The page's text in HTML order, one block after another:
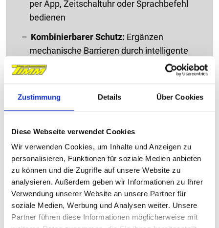
Zustimmung Details Über Cookies
Diese Webseite verwendet Cookies
Wir verwenden Cookies, um Inhalte und Anzeigen zu
personalisieren, Funktionen für soziale Medien anbieten
zu können und die Zugriffe auf unsere Website zu
analysieren. Außerdem geben wir Informationen zu Ihrer
Verwendung unserer Website an unsere Partner für
soziale Medien, Werbung und Analysen weiter. Unsere
Partner führen diese Informationen möglicherweise mit
per App, Zeitschaltuhr oder Sprachbefehl
bedienen
Kombinierbarer Schutz: Ergänzen
mechanische Barrieren durch intelligente
Technik
Mehr Kontrolle:Bieten
Sicherheitsfunktionen auch bei
Abwesenheit oder Urlaub
Sie interessieren sich für unsere
Rollläden?
Schauen Sie sich doch unsere vielfältigen Lösungen
an – sicher ist auch das Passende für Sie dabei.